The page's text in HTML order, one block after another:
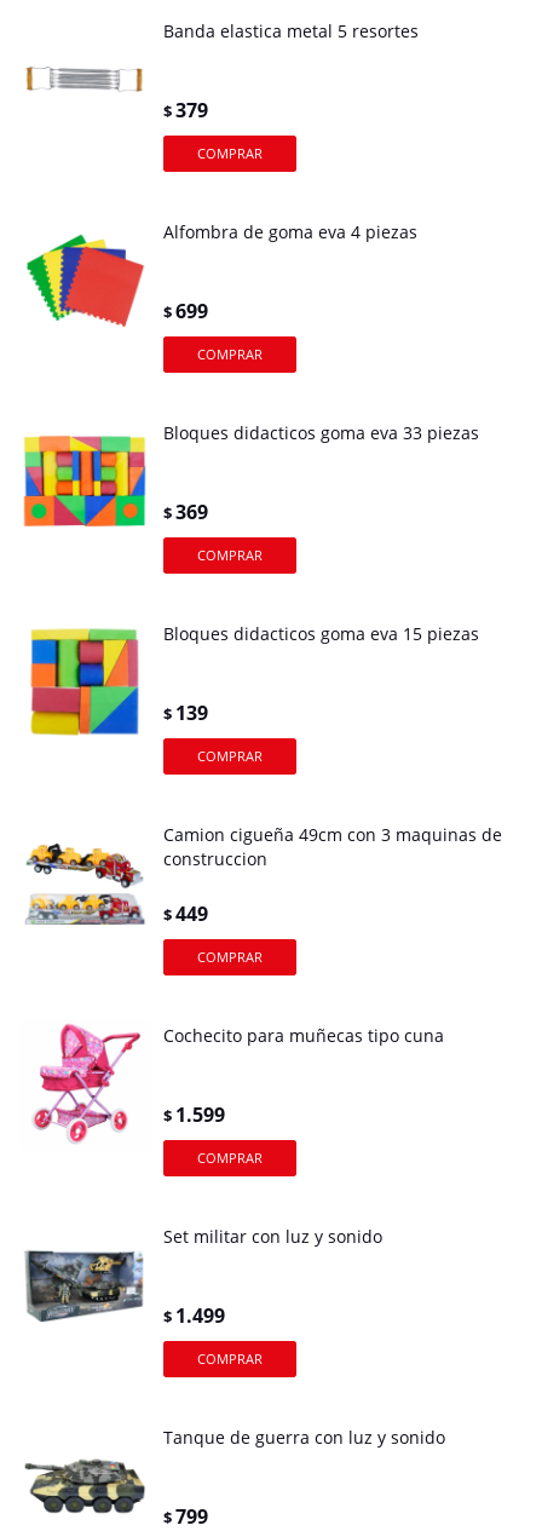
Banda elastica metal 5 resortes
$379
Alfombra de goma eva 4 piezas
$699
Bloques didacticos goma eva 33 piezas
$369
Bloques didacticos goma eva 15 piezas
$ 139
Camion cigueña 49cm con 3 maquinas de
construccion
$449
Cochecito para muñecas tipo cuna
$ 1.599
Set militar con luz y sonido
$ 1.499
Tanque de guerra con luz y sonido
$799